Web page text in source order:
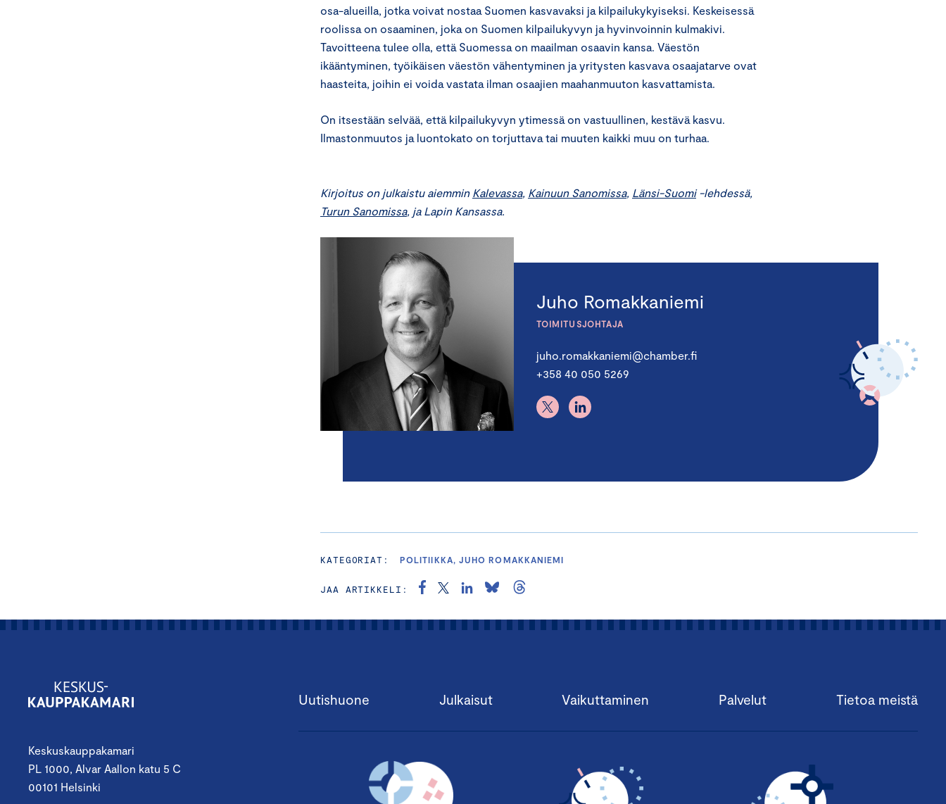
osa-alueilla, jotka voivat nostaa Suomen kasvavaksi ja kilpailukykyiseksi. Keskeisessä
roolissa on osaaminen, joka on Suomen kilpailukyvyn ja hyvinvoinnin kulmakivi.
Tavoitteena tulee olla, että Suomessa on maailman osaavin kansa. Väestön
ikääntyminen, työikäisen väestön vähentyminen ja yritysten kasvava osaajatarve ovat
haasteita, joihin ei voida vastata ilman osaajien maahanmuuton kasvattamista.
On itsestään selvää, että kilpailukyvyn ytimessä on vastuullinen, kestävä kasvu.
Ilmastonmuutos ja luontokato on torjuttava tai muuten kaikki muu on turhaa.
Kirjoitus on julkaistu aiemmin Kalevassa, Kainuun Sanomissa, Länsi-Suomi-lehdessä,
Turun Sanomissa, ja Lapin Kansassa.
Juho Romakkaniemi
TOIMITUSJOHTAJA
juho.romakkaniemi@chamber.fi
+358 40 050 5269
KATEGORIAT: POLITIIKKA, JUHO ROMAKKANIEMI
JAA ARTIKKELI:
Keskuskauppakamari
PL 1000, Alvar Aallon katu 5 C
00101 Helsinki
Uutishuone Julkaisut Vaikuttaminen Palvelut Tietoa meistä